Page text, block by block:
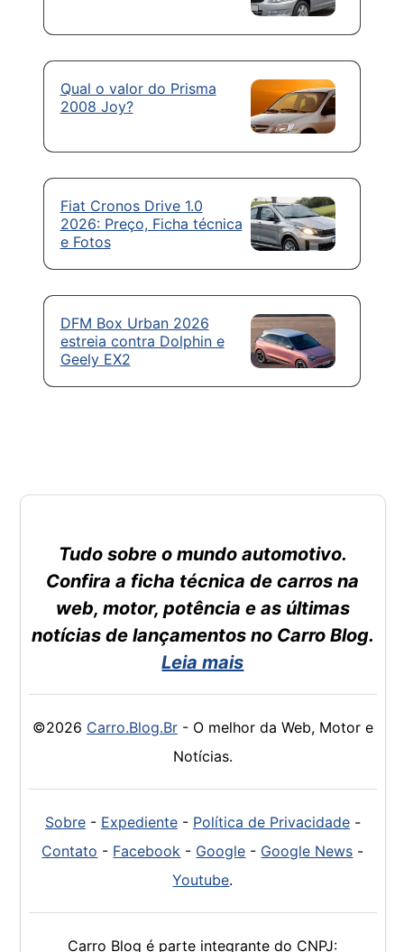
Qual o valor do Prisma
2008 Joy?
Fiat Cronos Drive 1.0
2026: Preço, Ficha técnica
e Fotos
DFM Box Urban 2026
estreia contra Dolphin e
Geely EX2
Tudo sobre o mundo automotivo.
Confira a ficha técnica de carros na
web, motor, potência e as últimas
notícias de lançamentos no Carro Blog.
Leia mais
©2026 Carro.Blog.Br- O melhor da Web, Motor e
Notícias.
Sobre- Expediente- Política de Privacidade-
Contato - Facebook - Google - Google News -
Youtube.
Carro Blog é parte integrante do CNPJ: